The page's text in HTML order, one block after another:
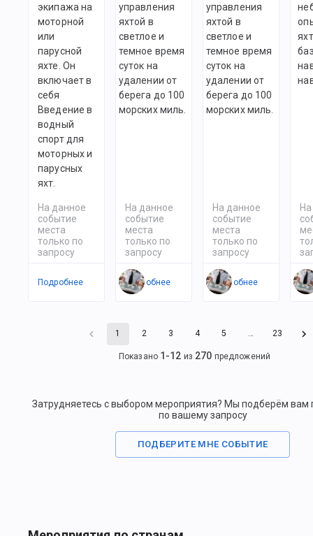
экипажа на
моторной
или
парусной
яхте. Он
включает в
себя
Введение в
водный
спорт для
моторных и
парусных
яхт.
На данное
событие
места
только по
запросу
Подробнее
управления
яхтой в
светлое и
темное время
суток на
удалении от
берега до 100
морских миль.
На данное
событие
места
только по
запросу
Подробнее
управления
яхтой в
светлое и
темное время
суток на
удалении от
берега до 100
морских миль.
На данное
событие
места
только по
запросу
Подробнее
1 2 3 4 5 … 23
Показано 1 -12 из 270 предложений
Затрудняетесь с выбором мероприятия? Мы подберём вам
по вашему запросу
ПОДБЕРИТЕ МНЕ СОБЫТИЕ